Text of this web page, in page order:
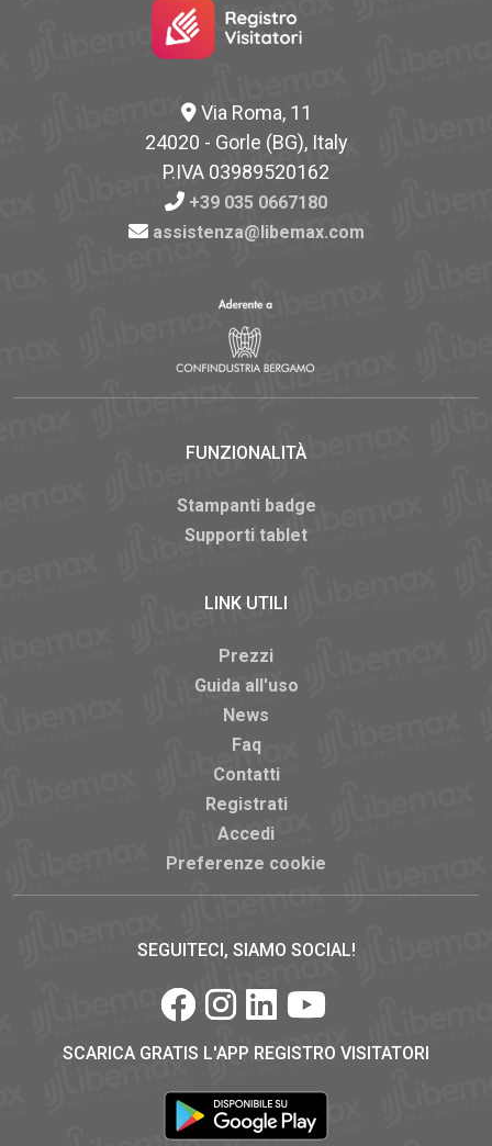
Via Roma, 11
24020 - Gorle (BG), Italy
P.IVA 03989520162
+39 035 0667180
assistenza@libemax.com
FUNZIONALITÀ
Stampanti badge
Supporti tablet
LINK UTILI
Prezzi
Guida all'uso
News
Faq
Contatti
Registrati
Accedi
Preferenze cookie
SEGUITECI, SIAMO SOCIAL!
SCARICA GRATIS L'APP REGISTRO VISITATORI